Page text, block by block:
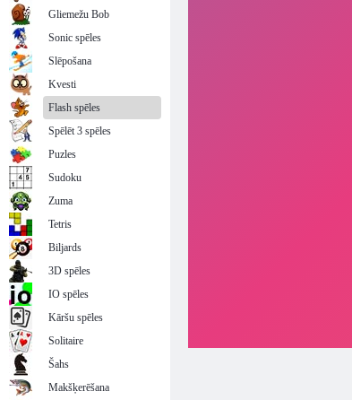
Gliemežu Bob
Sonic spēles
Slēpošana
Kvesti
Flash spēles
Spēlēt 3 spēles
Puzles
Sudoku
Zuma
Tetris
Biljards
3D spēles
IO spēles
Kāršu spēles
Solitaire
Šahs
Makšķerēšana